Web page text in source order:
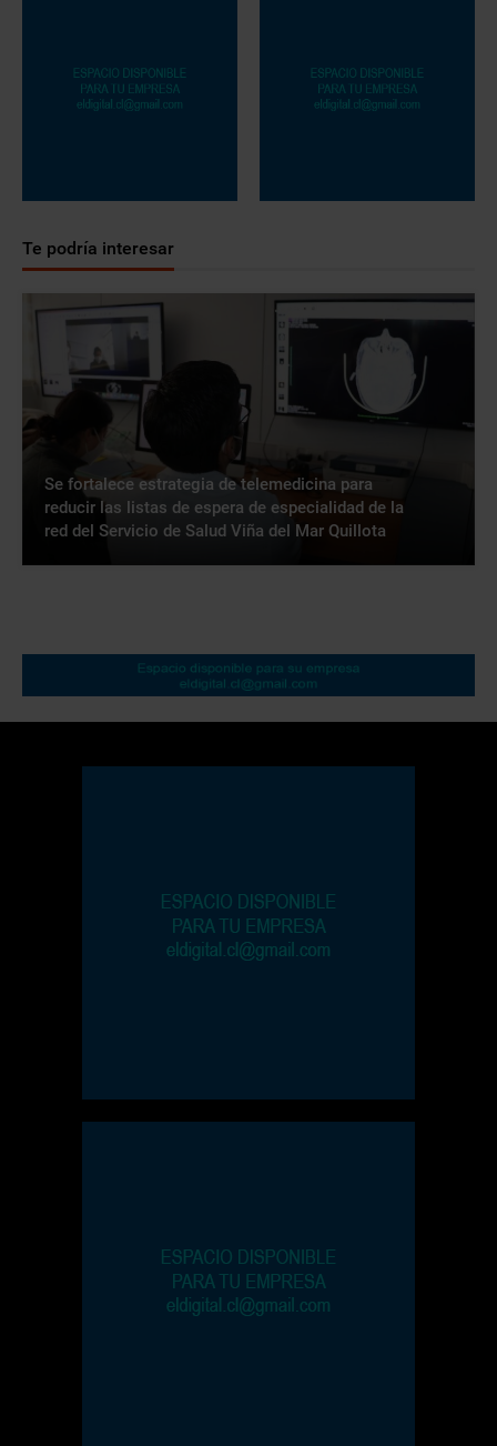
Te podría interesar
Se fortalece estrategia de telemedicina para
reducir las listas de espera de especialidad de la
red del Servicio de Salud Viña del Mar Quillota